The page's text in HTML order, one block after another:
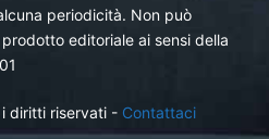
periodicità. Non può
editoriale ai sensi della
diritti riservati - Contattaci